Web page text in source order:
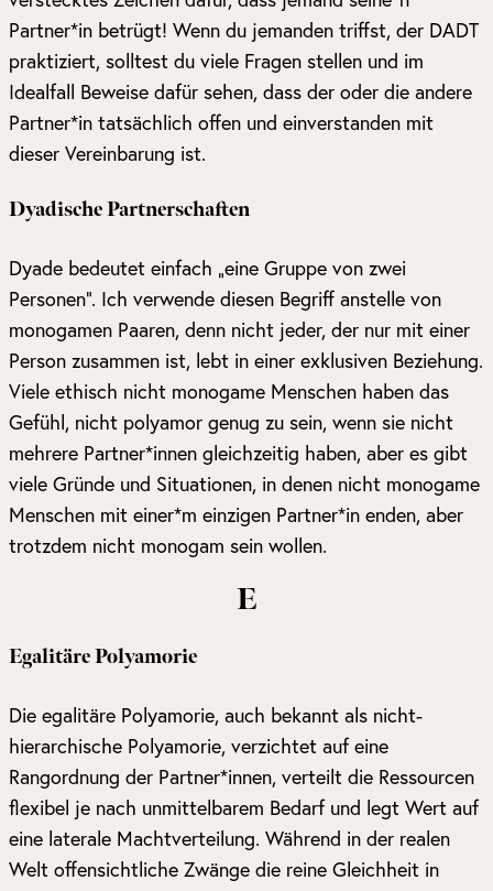
Partner*in betrügt! Wenn du jemanden triffst, der DADT
praktiziert, solltest du viele Fragen stellen und im
Idealfall Beweise dafür sehen, dass der oder die andere
Partner*in tatsächlich offen und einverstanden mit
dieser Vereinbarung ist.
Dyadische Partnerschaften
Dyade bedeutet einfach „eine Gruppe von zwei
Personen“. Ich verwende diesen Begriff anstelle von
monogamen Paaren, denn nicht jeder, der nur mit einer
Person zusammen ist, lebt in einer exklusiven Beziehung.
Viele ethisch nicht monogame Menschen haben das
Gefühl, nicht polyamor genug zu sein, wenn sie nicht
mehrere Partner*innen gleichzeitig haben, aber es gibt
viele Gründe und Situationen, in denen nicht monogame
Menschen mit einer*m einzigen Partner*in enden, aber
trotzdem nicht monogam sein wollen.
E
Egalitäre Polyamorie
Die egalitäre Polyamorie, auch bekannt als nicht-
hierarchische Polyamorie, verzichtet auf eine
Rangordnung der Partner*innen, verteilt die Ressourcen
flexibel je nach unmittelbarem Bedarf und legt Wert auf
eine laterale Machtverteilung. Während in der realen
Welt offensichtliche Zwänge die reine Gleichheit in